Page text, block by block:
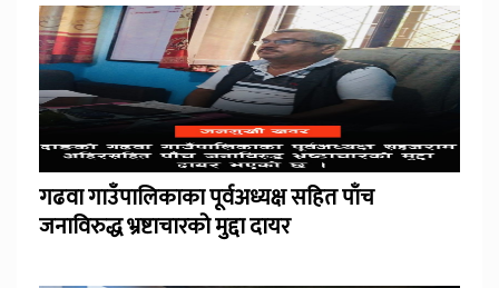
गढवा गाउँपालिकाका पूर्वअध्यक्ष सहित पाँच
जनाविरुद्ध भ्रष्टाचारको मुद्दा दायर